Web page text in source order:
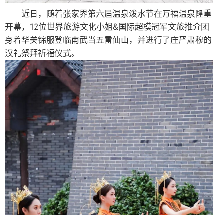
近日，随着张家界第六届温泉泼水节在万福温泉隆重
开幕，12位世界旅游文化小姐&国际超模冠军文旅推介团
身着华美锦服登临南武当五雷仙山，并进行了庄严肃穆的
汉礼祭拜祈福仪式。